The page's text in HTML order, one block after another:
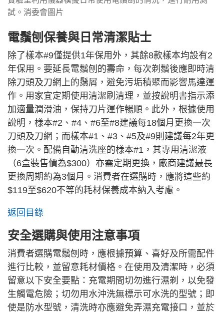
試。消委會圖片
電鬚刨保養與日常清潔貼士
除了樣本#9僅提供1年保用外，其餘8款樣本均設有2
年保用。要延長電鬚刨的壽命，每次剃鬚後應即時清
除刀頭及刀網上的鬚屑，避免污垢積聚而影響馬達運
作。用家宜定期使用清潔刷清理，並按說明書指示添
加適量潤滑油，保持刀片運作暢順。此外，根據使用
說明，樣本#2、#4、#6至#8建議每18個月更換一次
刀頭及刀網；而樣本#1、#3、#5及#9則建議每2年更
換一次。配備自動清洗座的樣本#1，其專用清潔液
（6盒裝售價為$300）亦需定期更換，廠商建議最長
更換周期約為3個月。消費者在選購時，應將這些約
$119至$620不等的耗材保養成本納入考慮。
返回目錄
安全選購與使用注意事項
消費者選購電鬚刨時，應根據預算、喜好及所需配件
進行比較，並留意耗材價格。在使用及清潔時，必須
留意以下安全要點：充電期間切勿進行濕剃，以免發
生觸電危險；切勿用水沖洗無標示可水洗的型號；即
使是防水型號，清洗時亦應避免弄濕充電接口，並於